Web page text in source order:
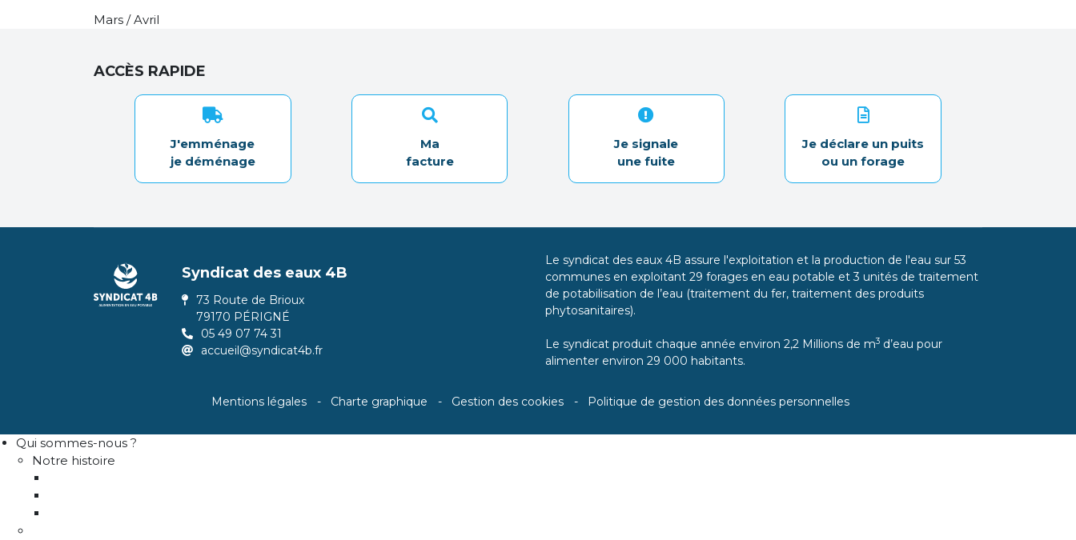
Mars / Avril
ACCÈS RAPIDE
J'emménage
je déménage
Ma
facture
Je signale
une fuite
Je déclare un puits
ou un forage
Syndicat des eaux 4B
73 Route de Brioux
79170 PÉRIGNÉ
05 49 07 74 31
accueil@syndicat4b.fr
Le syndicat des eaux 4B assure l'exploitation et la production de l'eau sur 53
communes en exploitant 29 forages en eau potable et 3 unités de traitement
de potabilisation de l’eau (traitement du fer, traitement des produits
phytosanitaires).
Le syndicat produit chaque année environ 2,2 Millions de m3 d’eau pour
alimenter environ 29 000 habitants.
Mentions légales Charte graphique Gestion des cookies Politique de gestion des données personnelles
Qui sommes-nous ?
Notre histoire